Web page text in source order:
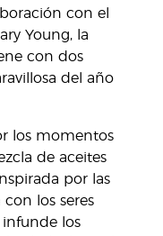
con el
Young, la
con dos
del año
los momentos
de aceites
por las
los seres
infunde los